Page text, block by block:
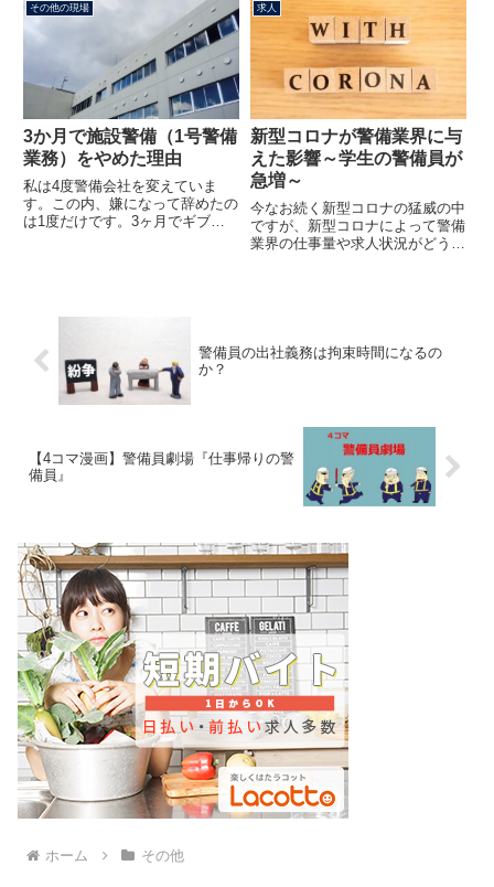
って取るタイミングの難しいのが
休憩です。警備員はそこにいない
るかもしれません。この記事で
は、「クレームが原因でクビにな
ることがあるのか？」という状況
の具体的な理由と、その背景につ
いて...
その他の現場
3か月で施設警備（1号警備
業務）をやめた理由
私は4度警備会社を変えていま
す。この内、嫌になって辞めたの
は1度だけです。3ヶ月でギブア
求人
新型コロナが警備業界に与
えた影響～学生の警備員が
急増～
今なお続く新型コロナの猛威の中
ですが、新型コロナによって警備
業界の仕事量や求人状況がどうな
店...
警備員の出社義務は拘束時間になるの
か？
【4コマ漫画】警備員劇場『仕事帰りの警
備員』
ホーム その他